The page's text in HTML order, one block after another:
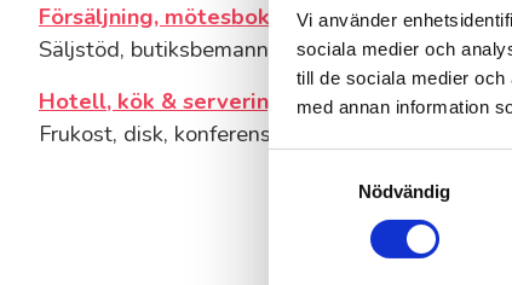
Vi använder
sociala medier och
till de sociala medier
med annan information
Nödvändig
Försäljning, mötesbokning & butik
Säljstöd, butiksbemanning och
Hotell, kök & servering
Frukost, disk, konferens och servering.